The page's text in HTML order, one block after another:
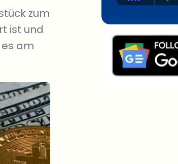
zum
ist und
am